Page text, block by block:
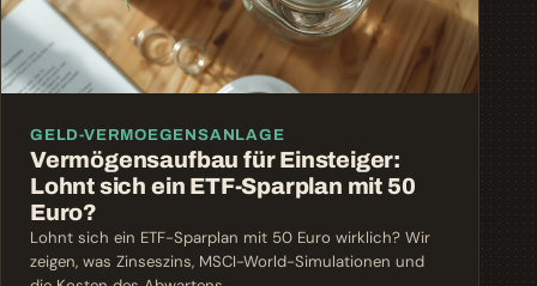
GELD-VERMOEGENSANLAGE
Vermögensaufbau für Einsteiger:
Lohnt sich ein ETF-Sparplan mit 50
Euro?
Lohnt sich ein ETF-Sparplan mit 50 Euro wirklich? Wir
zeigen, was Zinseszins, MSCI-World-Simulationen und